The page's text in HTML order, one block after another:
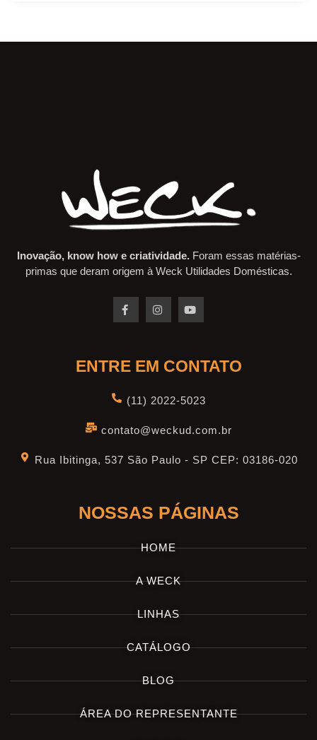
Inovação, know how e criatividade. Foram essas matérias-
primas que deram origem à Weck Utilidades Domésticas.
ENTRE EM CONTATO
(11) 2022-5023
contato@weckud.com.br
Rua Ibitinga, 537 São Paulo - SP CEP: 03186-020
NOSSAS PÁGINAS
HOME
A WECK
LINHAS
CATÁLOGO
BLOG
ÁREA DO REPRESENTANTE